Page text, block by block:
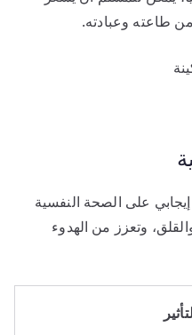
من طاعته وعبادته.
إيجابي على الصحة النفسية
وتعزز من الهدوء